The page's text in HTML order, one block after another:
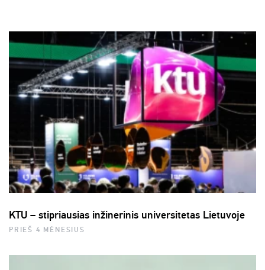
KTU – stipriausias inžinerinis universitetas Lietuvoje
PRIEŠ 4 MĖNESIUS